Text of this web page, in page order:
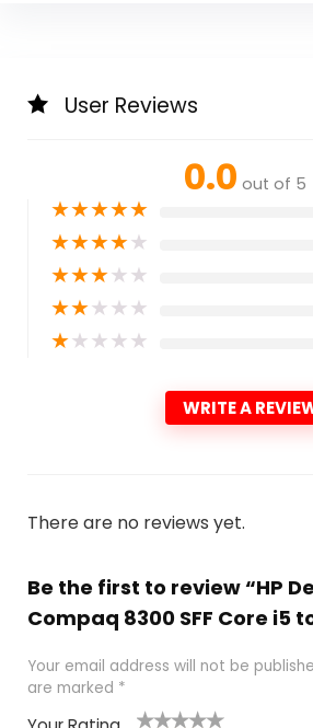
User Reviews
0.0 out of 5
★★★★★
★★★★★
★★★★★
★★★★★
★★★★★
WRITE A
There are no reviews yet.
Be the first to review “HP
Compaq 8300 SFF Core i5
Your email address will not be
are marked *